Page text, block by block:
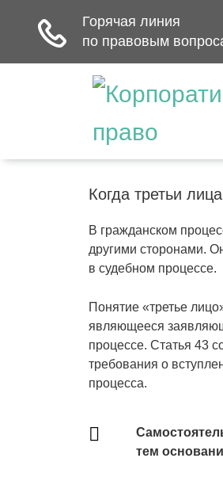
Когда третьи
В гражданском
другими сторонами.
в судебном процессе.
Понятие «третье
являющееся
процессе. Статья 43
требования о
процесса.
тем